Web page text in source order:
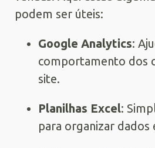
podem ser úteis:
Google Analytics:
comportamento dos
site.
Planilhas Excel:
para organizar dados